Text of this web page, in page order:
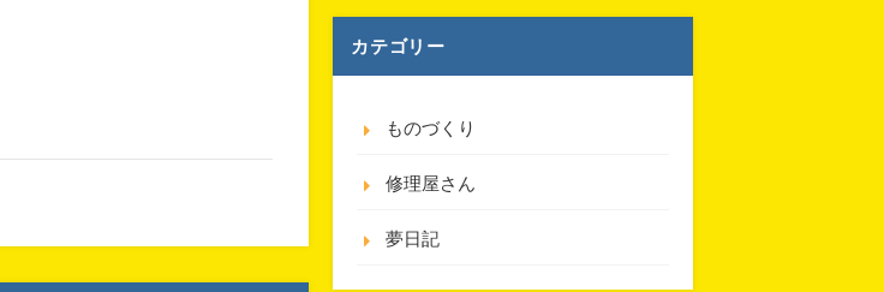
カテゴリー
ものづくり
修理屋さん
夢日記